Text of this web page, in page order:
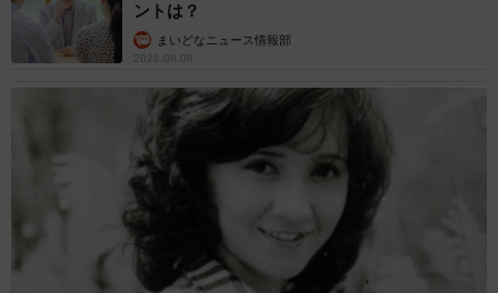
ントは？
まいどなニュース情報部
2026.08.08